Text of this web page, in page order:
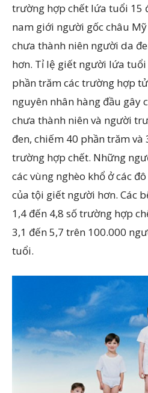
trường hợp chết lứa tuổi 15
nam giới người gốc châu
chưa thành niên người da
hơn. Tỉ lệ giết người lứa
phần trăm các trường hợp
nguyên nhân hàng đầu gây
chưa thành niên và người
đen, chiếm 40 phần trăm và
trường hợp chết. Những
các vùng nghèo khổ ở các
của tội giết người hơn. Các
1,4 đến 4,8 số trường hợp
3,1 đến 5,7 trên 100.000
tuổi.